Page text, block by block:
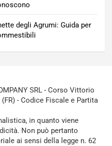
degli Agrumi: Guida per
SRL - Corso Vittorio
- Codice Fiscale e Partita
in quanto viene
Non può pertanto
ai sensi della legge n. 62